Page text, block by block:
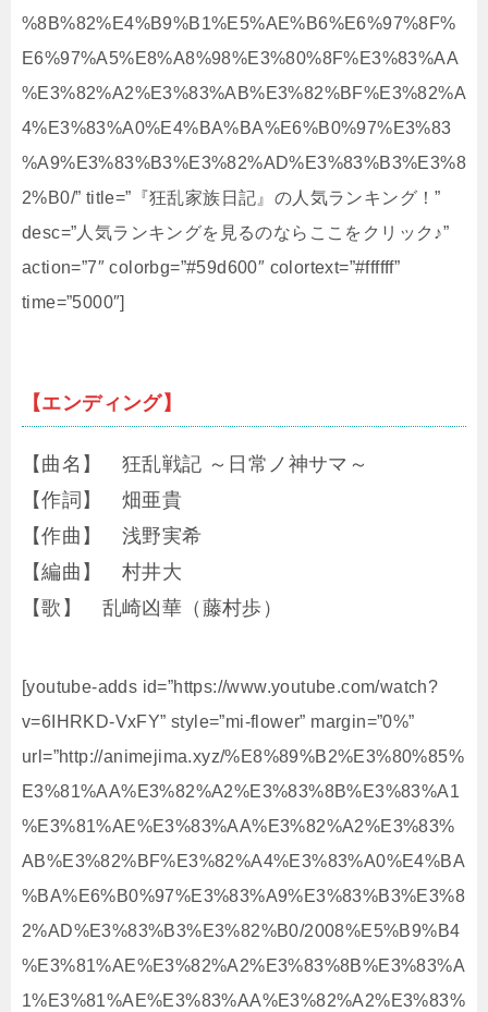
%8B%82%E4%B9%B1%E5%AE%B6%E6%97%8F%
E6%97%A5%E8%A8%98%E3%80%8F%E3%83%AA
%E3%82%A2%E3%83%AB%E3%82%BF%E3%82%A
4%E3%83%A0%E4%BA%BA%E6%B0%97%E3%83
%A9%E3%83%B3%E3%82%AD%E3%83%B3%E3%8
2%B0/” title=”『狂乱家族日記』の人気ランキング！”
desc=”人気ランキングを見るのならここをクリック♪”
action=”7″ colorbg=”#59d600″ colortext=”#ffffff”
time=”5000″]
【エンディング】
【曲名】 狂乱戦記 ～日常ノ神サマ～
【作詞】 畑亜貴
【作曲】 浅野実希
【編曲】 村井大
【歌】 乱崎凶華（藤村歩）
[youtube-adds id=”https://www.youtube.com/watch?
v=6IHRKD-VxFY” style=”mi-flower” margin=”0%”
url=”http://animejima.xyz/%E8%89%B2%E3%80%85%
E3%81%AA%E3%82%A2%E3%83%8B%E3%83%A1
%E3%81%AE%E3%83%AA%E3%82%A2%E3%83%
AB%E3%82%BF%E3%82%A4%E3%83%A0%E4%BA
%BA%E6%B0%97%E3%83%A9%E3%83%B3%E3%8
2%AD%E3%83%B3%E3%82%B0/2008%E5%B9%B4
%E3%81%AE%E3%82%A2%E3%83%8B%E3%83%A
1%E3%81%AE%E3%83%AA%E3%82%A2%E3%83%